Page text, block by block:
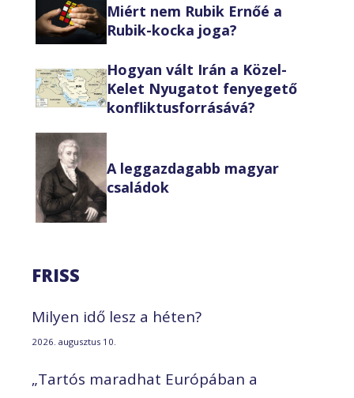
Miért nem Rubik Ernőé a
Rubik-kocka joga?
Hogyan vált Irán a Közel-
Kelet Nyugatot fenyegető
konfliktusforrásává?
A leggazdagabb magyar
családok
FRISS
Milyen idő lesz a héten?
2026. augusztus 10.
„Tartós maradhat Európában a